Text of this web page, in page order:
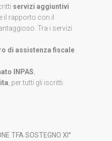
servizi aggiuntivi
il rapporto con il
Tra i servizi
di assistenza fiscale
INPAS;
, per tutti gli iscritti.
TFA SOSTEGNO XI°